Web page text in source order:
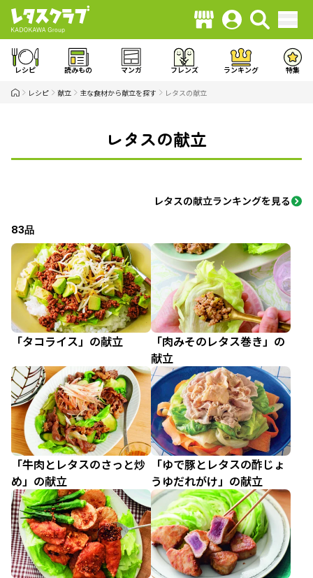
レシピ 読みもの マンガ フレンズ ランキング 特集
レシピ 献立 主な食材から献立を探す レタスの献立
レタスの献立
レタスの献立ランキングを見る
83品
「タコライス」の献立
「肉みそのレタス巻き」の
献立
「牛肉とレタスのさっと炒
め」の献立
「ゆで豚とレタスの酢じょ
うゆだれがけ」の献立